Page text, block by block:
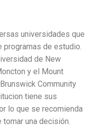
universidades que
programas de estudio.
de New
y el Mount
Community
tiene sus
lo que se recomienda
una decisión.